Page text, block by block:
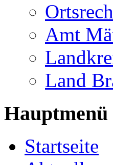
Amt
Land
Hauptmenü
Startseite